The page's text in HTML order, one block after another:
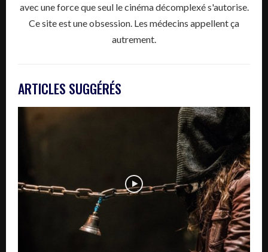
avec une force que seul le cinéma décomplexé s'autorise.
Ce site est une obsession. Les médecins appellent ça
autrement.
ARTICLES SUGGÉRÉS